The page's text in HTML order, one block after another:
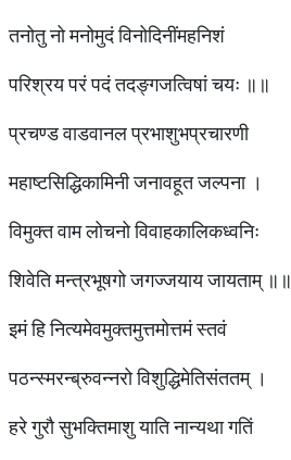
तनोतु नो मनोमुदं विनोदिनींमहनिशं
परिश्रय परं पदं तदङ्गजत्विषां चयः ॥॥
प्रचण्ड वाडवानल प्रभाशुभप्रचारणी
महाष्टसिद्धिकामिनी जनावहूत जल्पना ।
विमुक्त वाम लोचनो विवाहकालिकध्वनिः
शिवेति मन्त्रभूषगो जगज्जयाय जायताम् ॥॥
इमं हि नित्यमेवमुक्तमुत्तमोत्तमं स्तवं
पठन्स्मरन्ब्रुवन्नरो विशुद्धिमेतिसंततम् ।
हरे गुरौ सुभक्तिमाशु याति नान्यथा गतिं